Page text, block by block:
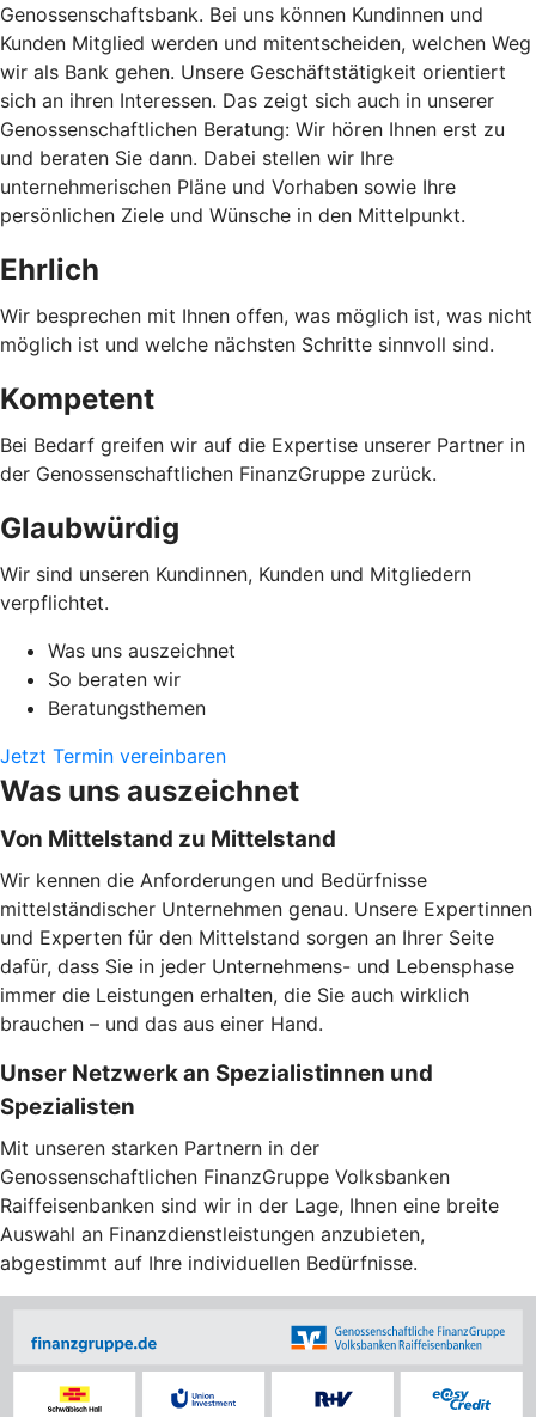
Genossenschaftsbank. Bei uns können Kundinnen und
Kunden Mitglied werden und mitentscheiden, welchen Weg
wir als Bank gehen. Unsere Geschäftstätigkeit orientiert
sich an ihren Interessen. Das zeigt sich auch in unserer
Genossenschaftlichen Beratung: Wir hören Ihnen erst zu
und beraten Sie dann. Dabei stellen wir Ihre
unternehmerischen Pläne und Vorhaben sowie Ihre
persönlichen Ziele und Wünsche in den Mittelpunkt.
Ehrlich
Wir besprechen mit Ihnen offen, was möglich ist, was nicht
möglich ist und welche nächsten Schritte sinnvoll sind.
Kompetent
Bei Bedarf greifen wir auf die Expertise unserer Partner in
der Genossenschaftlichen FinanzGruppe zurück.
Glaubwürdig
Wir sind unseren Kundinnen, Kunden und Mitgliedern
verpflichtet.
Was uns auszeichnet
So beraten wir
Beratungsthemen
Jetzt Termin vereinbaren
Was uns auszeichnet
Von Mittelstand zu Mittelstand
Wir kennen die Anforderungen und Bedürfnisse
mittelständischer Unternehmen genau. Unsere Expertinnen
und Experten für den Mittelstand sorgen an Ihrer Seite
dafür, dass Sie in jeder Unternehmens- und Lebensphase
immer die Leistungen erhalten, die Sie auch wirklich
brauchen – und das aus einer Hand.
Unser Netzwerk an Spezialistinnen und
Spezialisten
Mit unseren starken Partnern in der
Genossenschaftlichen FinanzGruppe Volksbanken
Raiffeisenbanken sind wir in der Lage, Ihnen eine breite
Auswahl an Finanzdienstleistungen anzubieten,
abgestimmt auf Ihre individuellen Bedürfnisse.